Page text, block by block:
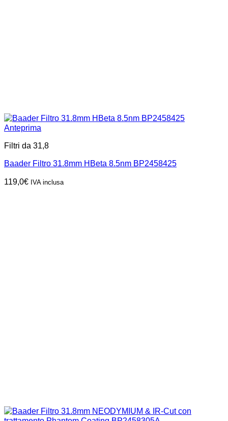
Anteprima
Filtri da 31,8
Baader Filtro 31.8mm HBeta 8.5nm BP2458425
119,0€ IVA inclusa